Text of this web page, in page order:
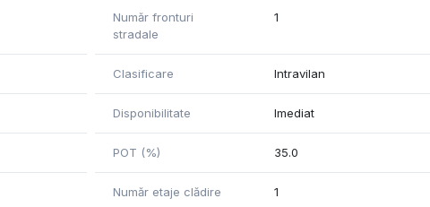
Număr fronturi
stradale
1
Clasificare Intravilan
Disponibilitate Imediat
POT (%) 35.0
Număr etaje clădire 1